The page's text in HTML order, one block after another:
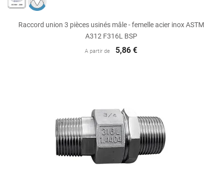
Raccord union 3 pièces usinés mâle - femelle acier inox ASTM
A312 F316L BSP
A partir de 5,86 €